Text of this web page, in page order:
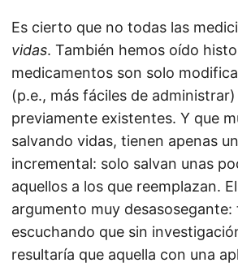
Es cierto que no todas las
vidas. También hemos oído
medicamentos son solo
(p.e., más fáciles de
previamente existentes. Y que
salvando vidas, tienen apenas
incremental: solo salvan unas
aquellos a los que reemplazan.
argumento muy desasosegante:
escuchando que sin
resultaría que aquella con una